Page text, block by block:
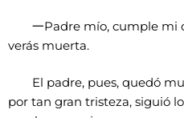
一Padre mío, cumple mi
verás muerta.
El padre, pues, quedó
por tan gran tristeza, siguió